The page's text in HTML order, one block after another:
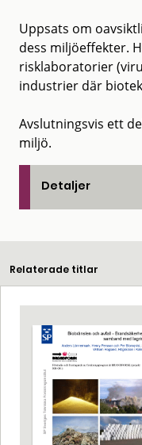
Uppsats om
dess miljöeffekter.
risklaboratorier
industrier där
Avslutningsvis ett
miljö.
Detaljer
Relaterade titlar